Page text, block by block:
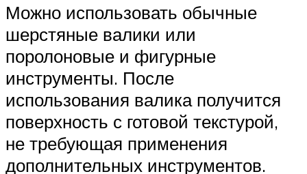
Можно использовать обычные
шерстяные валики или
поролоновые и фигурные
инструменты. После
использования валика получится
поверхность с готовой текстурой,
не требующая применения
дополнительных инструментов.